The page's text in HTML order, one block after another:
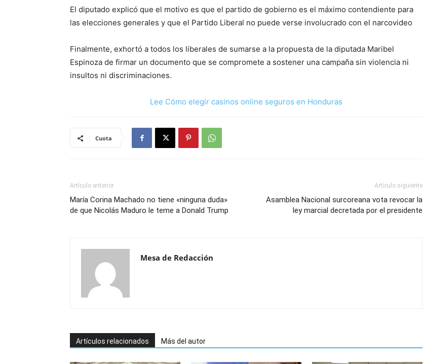
El diputado explicó que el motivo es que el partido de gobierno es el máximo contendiente para
las elecciones generales y que el Partido Liberal no puede verse involucrado con el narcovideo
Finalmente, exhortó a todos los liberales de sumarse a la propuesta de la diputada Maribel
Espinoza de firmar un documento que se compromete a sostener una campaña sin violencia ni
insultos ni discriminaciones.
Lee Cómo elegir casinos online seguros en Honduras
Cuota
Artículo anterior
María Corina Machado no tiene «ninguna duda»
de que Nicolás Maduro le teme a Donald Trump
Artículo siguiente
Asamblea Nacional surcoreana vota revocar la
ley marcial decretada por el presidente
Mesa de Redacción
Artículos relacionados Más del autor